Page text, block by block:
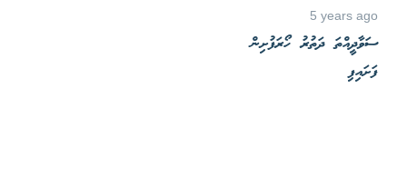
5 years ago
ސަވާދީއްތަ ދަތުރު ހޯރަފުށިން
ފަށައިފި